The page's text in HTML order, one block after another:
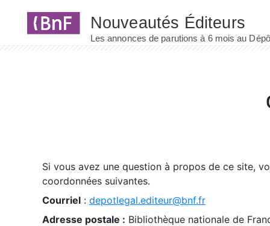
Si vous avez une question à propos de ce site,
coordonnées suivantes.
Courriel : depotlegal.editeur@bnf.fr
Adresse postale : Bibliothèque nationale de